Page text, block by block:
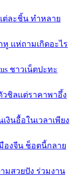
ละชิ้น ทำหลาย
เเห่ถามเกิดอะไร
ชาวเน็ตปะทะ
วชิลเเต่ราคาพาอึ้ง
งินอื้อในเวลาเพียง
องจีน ช็อตนี้กลาย
มสวยปัง ร่วมงาน